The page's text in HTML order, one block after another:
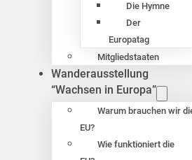
Die Hymne
Der
Europatag
Mitgliedstaaten
Wanderausstellung
“Wachsen in Europa”
Warum brauchen wir
EU?
Wie funktioniert die